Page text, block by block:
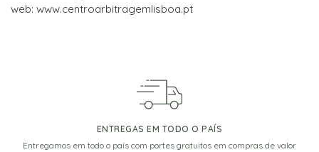
web: www.centroarbitragemlisboa.pt
ENTREGAS EM TODO O PAÍS
Entregamos em todo o país com portes gratuitos em compras de valor